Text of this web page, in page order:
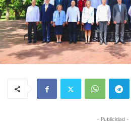
- Publicidad -